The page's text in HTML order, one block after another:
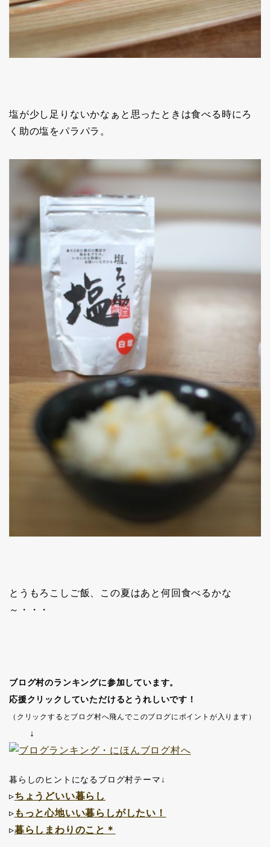
塩が少し足りないかなぁと思ったときは食べる時にろ
く助の塩をパラパラ。
とうもろこしご飯、この夏はあと何回食べるかな
～・・・
ブログ村のランキングに参加しています。
応援クリックしていただけるとうれしいです！
（クリックするとブログ村へ飛んでこのブログにポイントが入ります）
↓
暮らしのヒントになるブログ村テーマ↓
▹ちょうどいい暮らし
▹ もっと心地いい暮らしがしたい！
▹暮らしまわりのこと＊